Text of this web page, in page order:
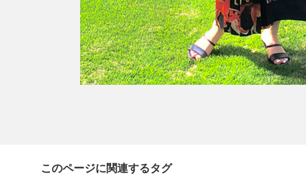
このページに関連するタグ